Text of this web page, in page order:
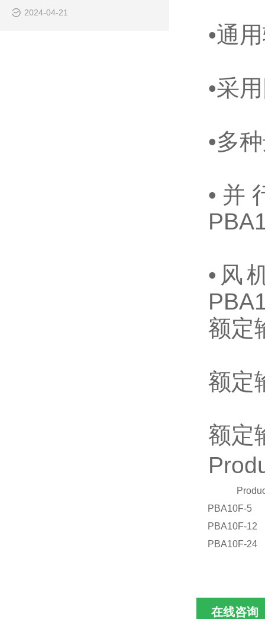
2024-04-21
•通
•采
•多
•并
•风
额定
额定
额定
PBA10F-5
PBA10F-12
PBA10F-24
在线咨询